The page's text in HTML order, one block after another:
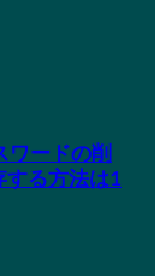
ワードの削
する方法は1